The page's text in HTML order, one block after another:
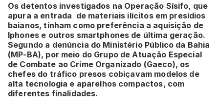
Os detentos investigados na Operação Sísifo, que
apura a entrada de materiais ilícitos em presídios
baianos, tinham como preferência a aquisição de
Iphones e outros smartphones de última geração.
Segundo a denúncia do Ministério Público da Bahia
(MP-BA), por meio do Grupo de Atuação Especial
de Combate ao Crime Organizado (Gaeco), os
chefes do tráfico presos cobiçavam modelos de
alta tecnologia e aparelhos compactos, com
diferentes finalidades.